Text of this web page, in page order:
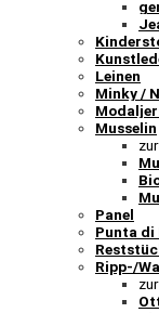
Leinen
Minky /
Musselin
Panel
Punta di
Ripp-/